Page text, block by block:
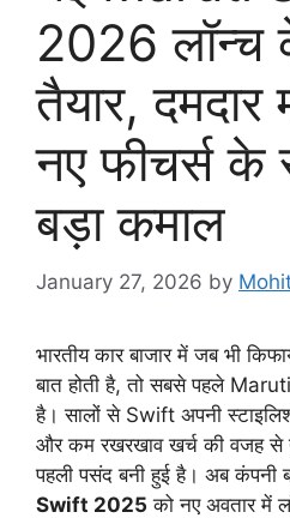
2026 लॉन्च
तैयार,
नए फीचर्स के
बड़ा कमाल
January 27, 2026 by
भारतीय कार बाजार में जब भी
बात होती है, तो सबसे पहले
है। सालों से Swift अपनी
और कम रखरखाव खर्च की वजह से
पहली पसंद बनी हुई है। अब कंपनी
Swift 2025 को नए अवतार में